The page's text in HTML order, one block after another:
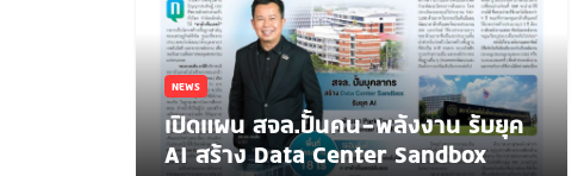
NEWS
เปิดแผน สจล.ปั้นคน-พลังงาน รับยุค
AI สร้าง Data Center Sandbox